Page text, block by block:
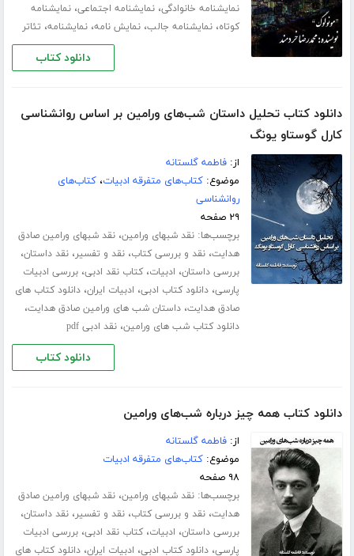
نمایشنامه خانوادگی،نمایشنامه اجتماعی،نمایشنامه
کوتاه،نمایشنامه جالب،نمایش نامه،نمایشنامه، تئاتر
دانلود کتاب
دانلود کتاب تحلیل داستان شب‌های ورامین بر اساس روانشناسی
کارل گوستاو یونگ
از:فاطمه گلستانه
موضوع:کتاب‌های متفرقه ادبیات،کتاب‌های
روانشناسی
۲۹ صفحه
برچسب‌ها:نقد شبهای ورامین،نقد شبهای ورامین صادق
هدایت،نقد و بررسی کتاب،نقد و تفسیر،نقد داستان،
بررسی داستان، ادبیات،کتاب نقد ادبی،بررسی ادبیات
پارسی،دانلود کتاب ادبی، ادبیات ایران،دانلود کتاب های
صادق هدایت،داستان شب های ورامین صادق هدایت،
دانلود کتاب شب های ورامین،نقد ادبی pdf
دانلود کتاب
دانلود کتاب همه چیز درباره شب‌های ورامین
از:فاطمه گلستانه
موضوع:کتاب‌های متفرقه ادبیات
۹۸ صفحه
برچسب‌ها:نقد شبهای ورامین،نقد شبهای ورامین صادق
هدایت،نقد و بررسی کتاب،نقد و تفسیر،نقد داستان،
بررسی داستان، ادبیات،کتاب نقد ادبی،بررسی ادبیات
پارسی،دانلود کتاب ادبی، ادبیات ایران،دانلود کتاب های